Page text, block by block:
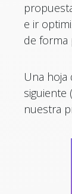
e ir
de forma
Una
siguiente
nuestra